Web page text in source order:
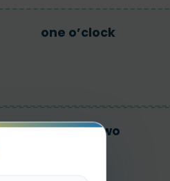
one o’clock
half past two